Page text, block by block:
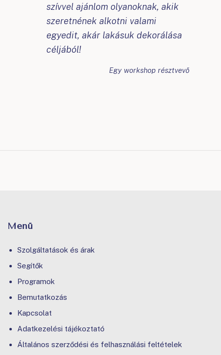
szívvel ajánlom olyanoknak, akik
szeretnének alkotni valami
egyedit, akár lakásuk dekorálása
céljából!
Egy workshop résztvevő
Menü
Szolgáltatások és árak
Segítők
Programok
Bemutatkozás
Kapcsolat
Adatkezelési tájékoztató
Általános szerződési és felhasználási feltételek